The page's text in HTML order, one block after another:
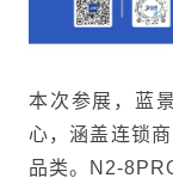
本次参展，蓝
心，涵盖连锁
品类。N2-